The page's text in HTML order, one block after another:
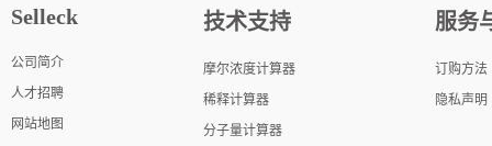
Selleck
公司简介
人才招聘
网站地图
技术支持
摩尔浓度计算器
稀释计算器
分子量计算器
服务
订购方法
隐私声明